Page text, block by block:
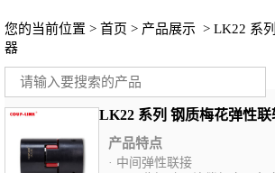
您的当前位置 > 首页 > 产品展示 > LK22 系
器
LK22 系列 钢质梅花弹性联
产品特点
· 中间弹性联接